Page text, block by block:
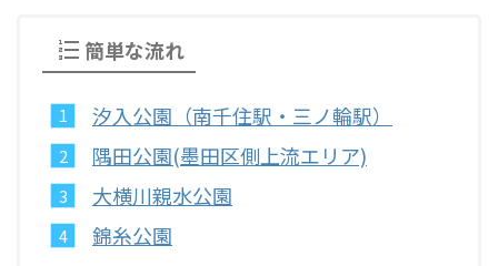
簡単な流れ
汐入公園（南千住駅・三ノ輪駅）
隅田公園(墨田区側上流エリア)
大横川親水公園
錦糸公園